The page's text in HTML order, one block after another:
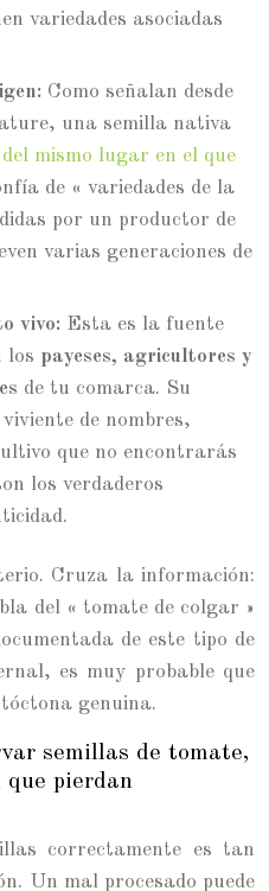
variedades asociadas
Como señalan desde
una semilla nativa
del mismo lugar en el que
de « variedades de la
por un productor de
varias generaciones de
vivo: Esta es la fuente
los payeses, agricultores y
de tu comarca. Su
de nombres,
que no encontrarás
los verdaderos
Cruza la información:
del « tomate de colgar »
de este tipo de
es muy probable que
genuina.
semillas de tomate,
que pierdan
correctamente es tan
Un mal procesado puede